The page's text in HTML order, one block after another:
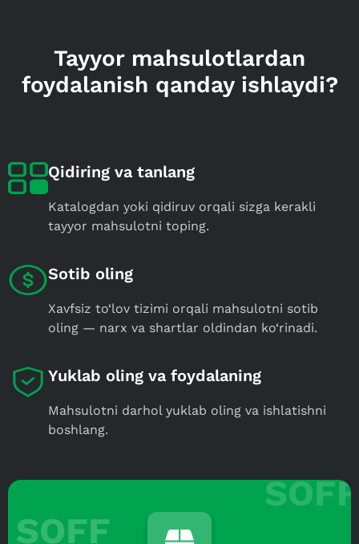
Tayyor mahsulotlardan
foydalanish qanday ishlaydi?
Qidiring va tanlang
Katalogdan yoki qidiruv orqali sizga kerakli
tayyor mahsulotni toping.
Sotib oling
Xavfsiz to‘lov tizimi orqali mahsulotni sotib
oling — narx va shartlar oldindan ko‘rinadi.
Yuklab oling va foydalaning
Mahsulotni darhol yuklab oling va ishlatishni
boshlang.
SOFF